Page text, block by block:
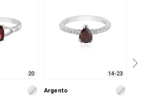
20 14-23
Argento